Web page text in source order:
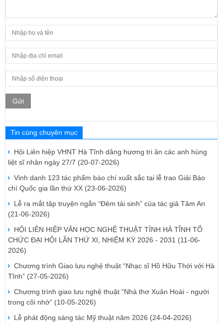
Gửi
Tin cùng chuyên mục
Hội Liên hiệp VHNT Hà Tĩnh dâng hương tri ân các anh hùng
liệt sĩ nhân ngày 27/7 (20-07-2026)
Vinh danh 123 tác phẩm báo chí xuất sắc tại lễ trao Giải Báo
chí Quốc gia lần thứ XX (23-06-2026)
Lễ ra mắt tập truyện ngắn “Đêm tái sinh” của tác giả Tâm An
(21-06-2026)
HỘI LIÊN HIỆP VĂN HỌC NGHỆ THUẬT TỈNH HÀ TĨNH TỔ
CHỨC ĐẠI HỘI LẦN THỨ XI, NHIỆM KỲ 2026 - 2031 (11-06-
2026)
Chương trình Giao lưu nghệ thuật “Nhạc sĩ Hồ Hữu Thới với Hà
Tĩnh” (27-05-2026)
Chương trình giao lưu nghệ thuật “Nhà thơ Xuân Hoài - người
trong cõi nhớ” (10-05-2026)
Lễ phát động sáng tác Mỹ thuật năm 2026 (24-04-2026)